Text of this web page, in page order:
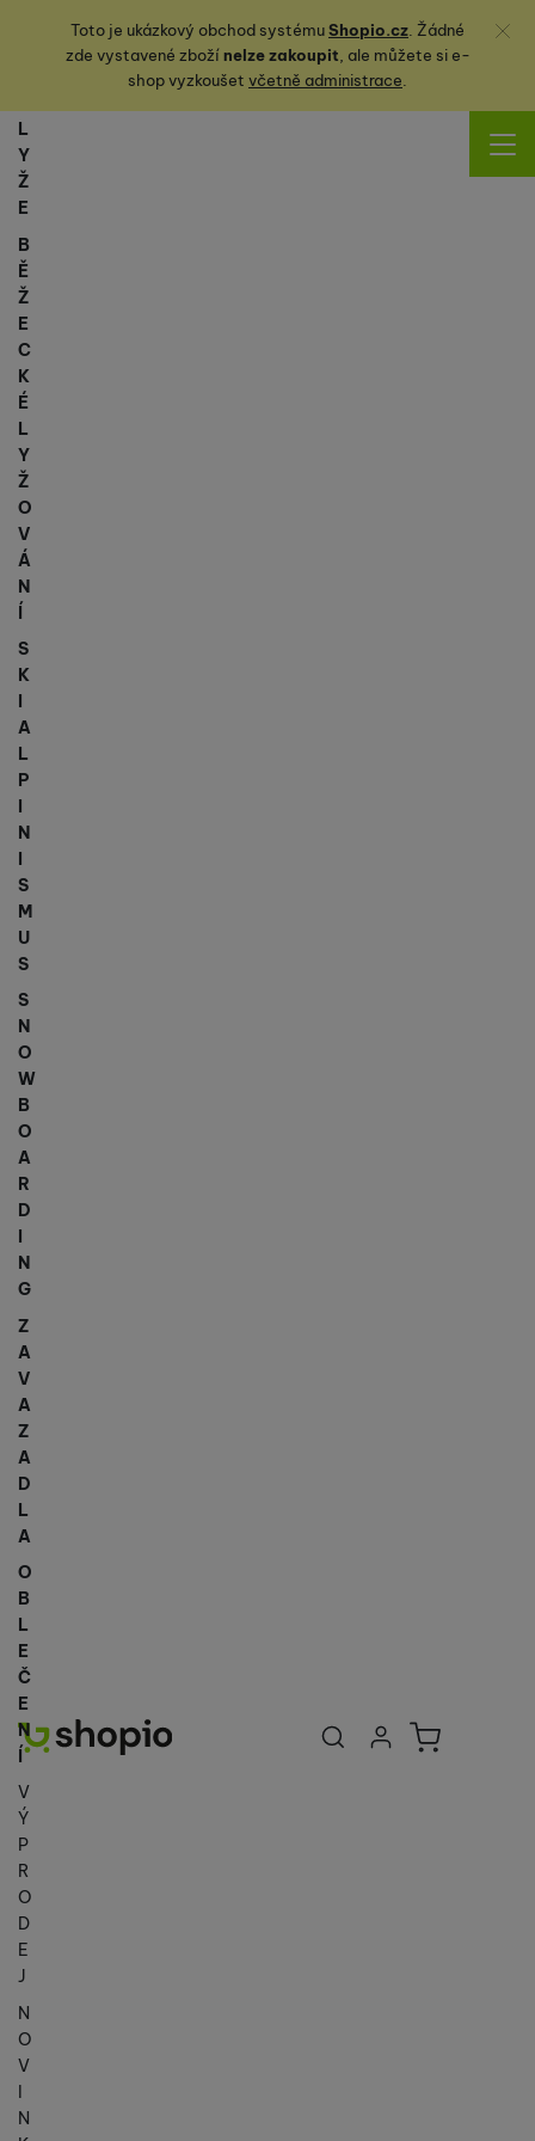
Toto je ukázkový obchod systémuShopio.cz. Žádné
zde vystavené zbožínelze zakoupit, ale můžete sie-
shop vyzkoušet včetně administrace.
Zavřít
Uživatelská
Přihlásit se
Košík
L
Y
Ž
E
B
Ě
Ž
E
C
K
É
L
Y
Ž
O
V
Á
N
Í
S
K
I
A
L
P
I
N
I
S
M
U
S
S
N
O
W
B
O
A
R
D
N
G
Z
A
V
A
Z
A
D
L
A
O
B
L
E
Č
E
N
Í
V
Ý
P
R
O
D
E
J
N
O
V
I
N